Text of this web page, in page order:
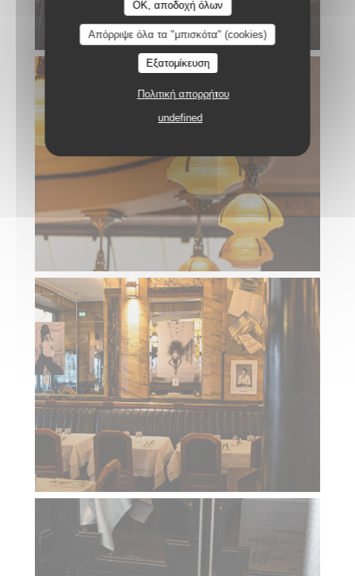
OK, αποδοχή όλων
Απόρριψε όλα τα "μπισκότα" (cookies)
Εξατομίκευση
Πολιτική απορρήτου
undefined